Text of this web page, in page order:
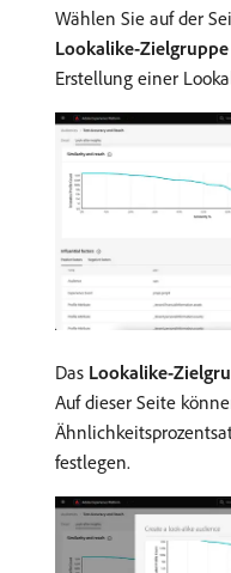
Wählen Sie auf der
Lookalike-
Erstellung einer
Das Lookalike-
Auf dieser Seite
festlegen.